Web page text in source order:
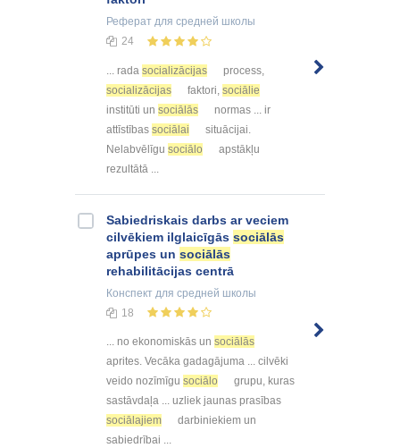
Реферат для средней школы
24
... rada socializācijas
process,
socializācijas
faktori, sociālie
institūti un sociālās
normas ... ir
attīstības sociālai
situācijai.
Nelabvēlīgu sociālo
apstākļu
rezultātā ...
Sabiedriskais darbs ar veciem
cilvēkiem ilglaicīgās sociālās
aprūpes un sociālās
rehabilitācijas centrā
Конспект для средней школы
18
... no ekonomiskās un sociālās
aprites. Vecāka gadagājuma ... cilvēki
veido nozīmīgu sociālo
grupu, kuras
sastāvdaļa ... uzliek jaunas prasības
sociālajiem
darbiniekiem un
sabiedrībai ...